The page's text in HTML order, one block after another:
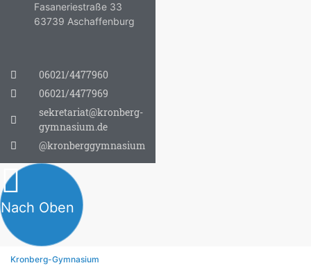
Fasaneriestraße 33
63739 Aschaffenburg
06021/4477960
06021/4477969
sekretariat@kronberg-
gymnasium.de
@kronberggymnasium
Nach Oben
Kronberg-Gymnasium